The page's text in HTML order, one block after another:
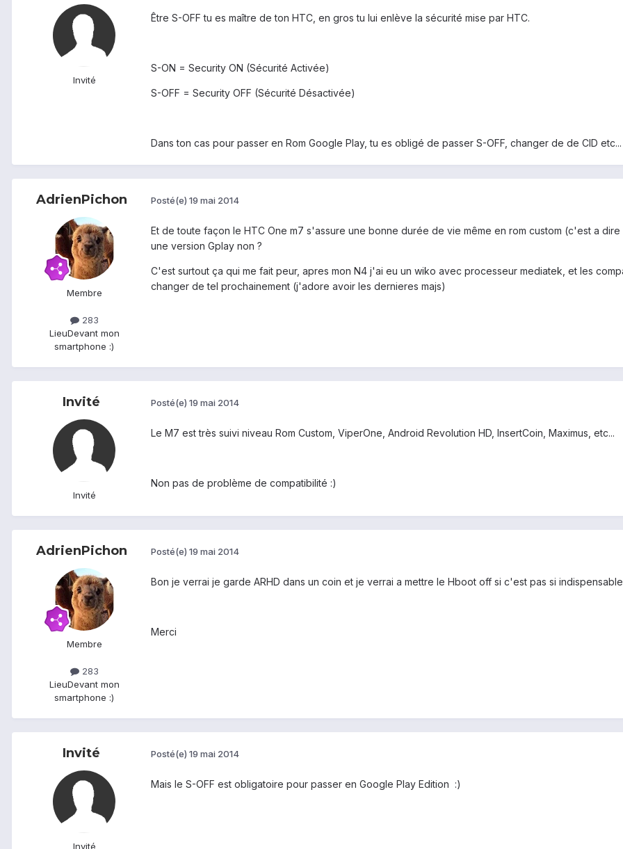
Invité
Être S-OFF tu es maître de ton HTC, en gros tu lui enlève la sécurité mise par HTC.
S-ON = Security ON (Sécurité Activée)
S-OFF = Security OFF (Sécurité Désactivée)
Dans ton cas pour passer en Rom Google Play, tu es obligé de passer S-OFF, changer de de CID etc...
AdrienPichon
Membre
283
LieuDevant mon
smartphone :)
Posté(e) 19 mai 2014
Et de toute façon le HTC One m7 s'assure une bonne durée de vie même en rom custom (c'est a
une version Gplay non ?
C'est surtout ça qui me fait peur, apres mon N4 j'ai eu un wiko avec processeur mediatek, et les
changer de tel prochainement (j'adore avoir les dernieres majs)
Invité
Invité
Posté(e) 19 mai 2014
Le M7 est très suivi niveau Rom Custom, ViperOne, Android Revolution HD, InsertCoin, Maximus, etc...
Non pas de problème de compatibilité :)
AdrienPichon
Membre
283
LieuDevant mon
smartphone :)
Posté(e) 19 mai 2014
Bon je verrai je garde ARHD dans un coin et je verrai a mettre le Hboot off si c'est pas si
Merci
Invité
Invité
Posté(e) 19 mai 2014
Mais le S-OFF est obligatoire pour passer en Google Play Edition :)